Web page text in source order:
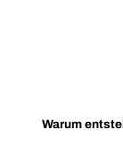
Warum